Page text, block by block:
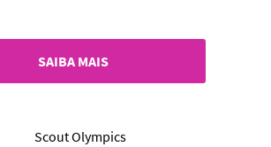
SAIBA MAIS